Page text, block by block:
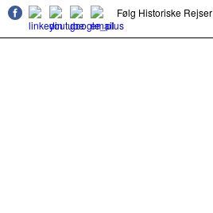
Følg Historiske Rejser